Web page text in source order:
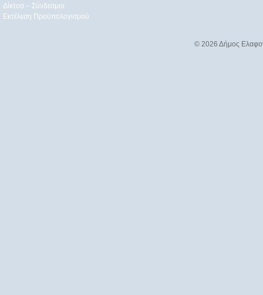
Δίκτυα – Σύνδεσμοι
Εκτέλεση Προϋπολογισμού
© 2026 Δήμος